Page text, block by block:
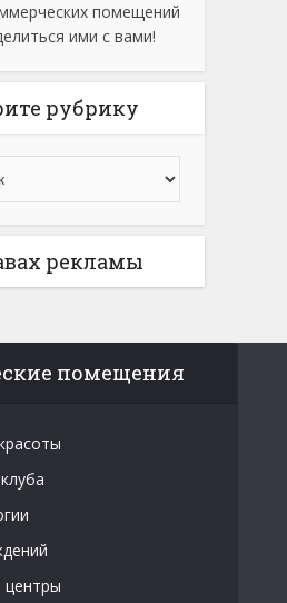
помещений
ими с вами!
рубрику
рекламы
помещения